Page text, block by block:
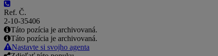
Ref. Č.
2-10-35406
Táto pozícia je archivovaná.
Táto pozícia je archivovaná.
Nastavte si svojho agenta